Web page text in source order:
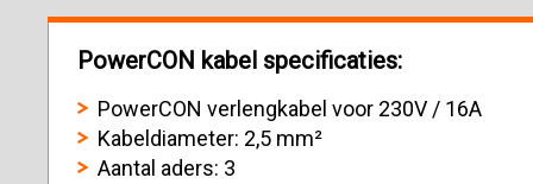
PowerCON kabel specificaties:
PowerCON verlengkabel voor 230V / 16A
Kabeldiameter: 2,5 mm²
Aantal aders: 3